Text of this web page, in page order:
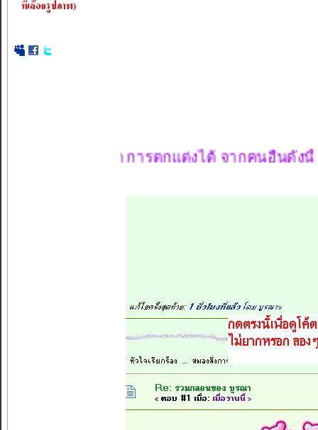
จัดรูปหน้า การตกแต่งได้ จากคนอื่นดังนี้